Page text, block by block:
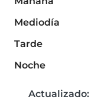
Mediodía
Tarde
Noche
Actualizado: